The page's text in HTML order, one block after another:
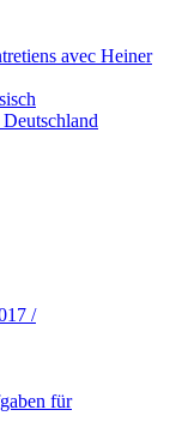
avec Heiner
/
für